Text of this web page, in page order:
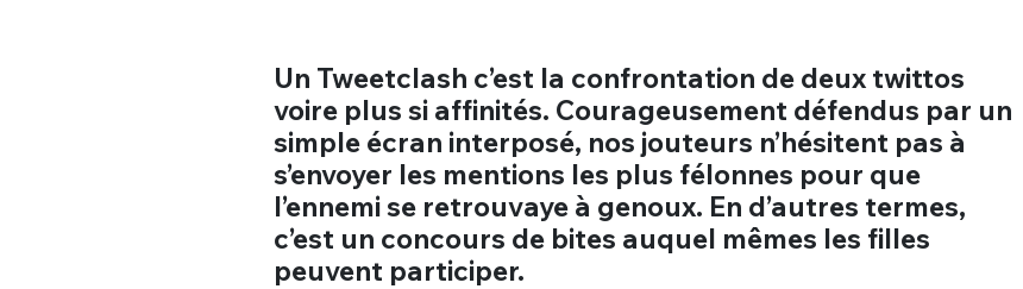
Un Tweetclash c’est la confrontation de deux twittos
voire plus si affinités. Courageusement défendus par un
simple écran interposé, nos jouteurs n’hésitent pas à
s’envoyer les mentions les plus félonnes pour que
l’ennemi se retrouvaye à genoux. En d’autres termes,
c’est un concours de bites auquel mêmes les filles
peuvent participer.